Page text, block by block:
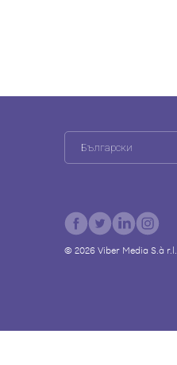
Български
© 2026 Viber Media S.à r.l.